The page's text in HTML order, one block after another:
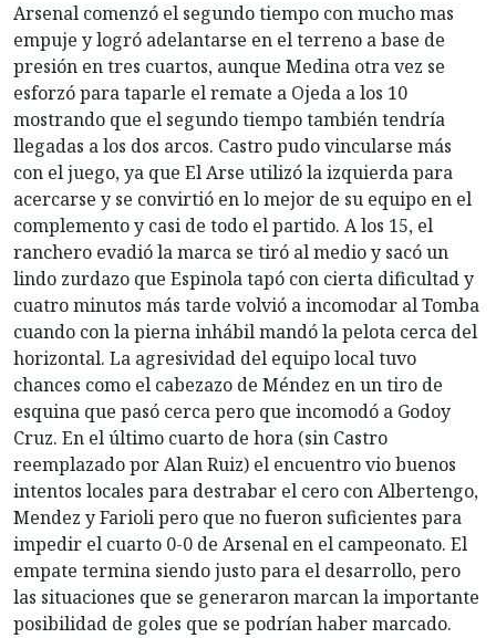
Arsenal comenzó el segundo tiempo con mucho mas
empuje y logró adelantarse en el terreno a base de
presión en tres cuartos, aunque Medina otra vez se
esforzó para taparle el remate a Ojeda a los 10
mostrando que el segundo tiempo también tendría
llegadas a los dos arcos. Castro pudo vincularse más
con el juego, ya que El Arse utilizó la izquierda para
acercarse y se convirtió en lo mejor de su equipo en el
complemento y casi de todo el partido. A los 15, el
ranchero evadió la marca se tiró al medio y sacó un
lindo zurdazo que Espinola tapó con cierta dificultad y
cuatro minutos más tarde volvió a incomodar al Tomba
cuando con la pierna inhábil mandó la pelota cerca del
horizontal. La agresividad del equipo local tuvo
chances como el cabezazo de Méndez en un tiro de
esquina que pasó cerca pero que incomodó a Godoy
Cruz. En el último cuarto de hora (sin Castro
reemplazado por Alan Ruiz) el encuentro vio buenos
intentos locales para destrabar el cero con Albertengo,
Mendez y Farioli pero que no fueron suficientes para
impedir el cuarto 0-0 de Arsenal en el campeonato. El
empate termina siendo justo para el desarrollo, pero
las situaciones que se generaron marcan la importante
posibilidad de goles que se podrían haber marcado.